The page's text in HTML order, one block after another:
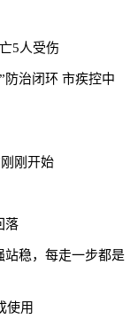
5人受伤
市疾控中
刚开始
落
站稳，每走一步都是
使用